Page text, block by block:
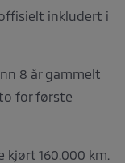
inkludert i
8 år gammelt
for første
160.000 km.